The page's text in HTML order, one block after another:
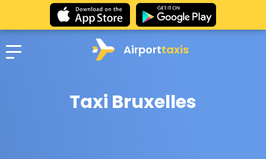
Airporttaxis
Taxi Bruxelles